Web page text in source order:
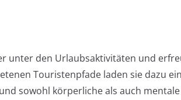
unter den Urlaubsaktivitäten und
Touristenpfade laden sie dazu
sowohl körperliche als auch